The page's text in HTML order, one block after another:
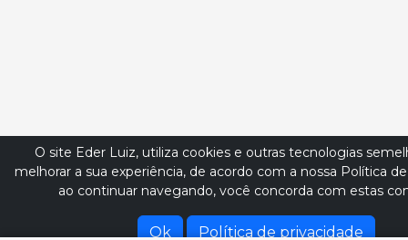
O site Eder Luiz, utiliza cookies e outras tecnologias
melhorar a sua experiência, de acordo com a nossa Política
ao continuar navegando, você concorda com estas
Ok Política de privacidade